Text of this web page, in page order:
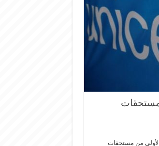
مستحقات
الأولى من مستحقات